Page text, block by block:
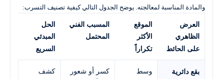
والمادة المناسبة لمعالجته. يوضح الجدول التالي كيفية تصنيف التسرب:
العرض
الظاهري
على الحائط
الموقع
الأكثر
تكراراً
المسبب الفني
المحتمل
الحل
المبدئي
السريع
بقع دائرية
وسط
كسر أو شعور
كشف